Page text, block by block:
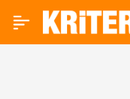
KARESİ EURODESK’TEN